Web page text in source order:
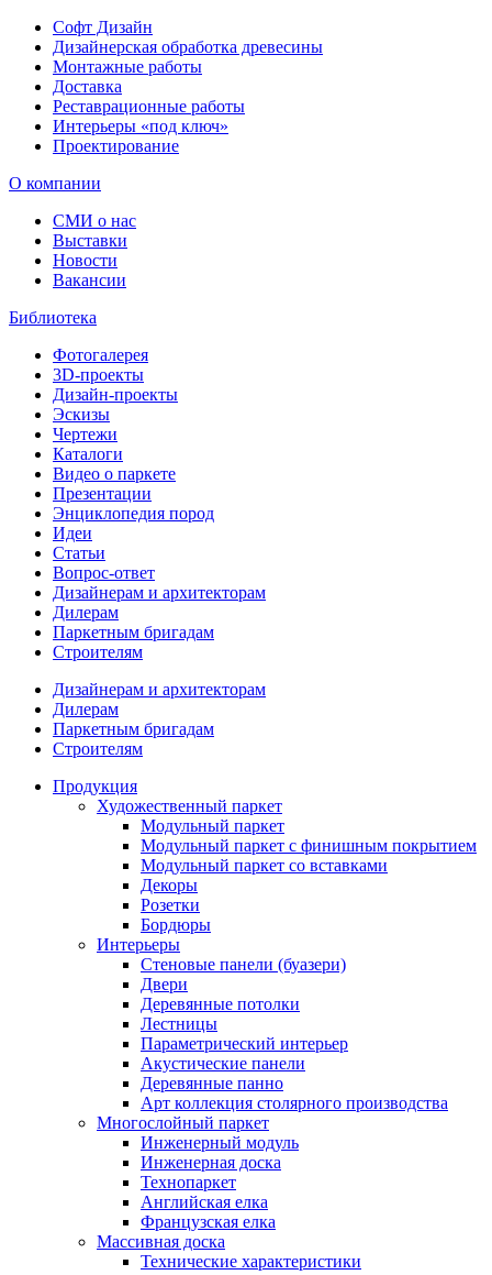
Софт Дизайн
Дизайнерская обработка древесины
Монтажные работы
Доставка
Реставрационные работы
Интерьеры «под ключ»
Проектирование
О компании
СМИ о нас
Выставки
Новости
Вакансии
Библиотека
Фотогалерея
3D-проекты
Дизайн-проекты
Эскизы
Чертежи
Каталоги
Видео о паркете
Презентации
Энциклопедия пород
Идеи
Статьи
Вопрос-ответ
Дизайнерам и архитекторам
Дилерам
Паркетным бригадам
Строителям
Дизайнерам и архитекторам
Дилерам
Паркетным бригадам
Строителям
Продукция
Художественный паркет
Модульный паркет
Модульный паркет с финишным покрытием
Модульный паркет со вставками
Декоры
Розетки
Бордюры
Интерьеры
Стеновые панели (буазери)
Двери
Деревянные потолки
Лестницы
Параметрический интерьер
Акустические панели
Деревянные панно
Арт коллекция столярного производства
Многослойный паркет
Инженерный модуль
Инженерная доска
Технопаркет
Английская елка
Французская елка
Массивная доска
Технические характеристики